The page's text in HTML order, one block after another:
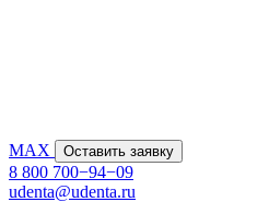
MAX Оставить заявку
8 800 700−94−09
udenta@udenta.ru